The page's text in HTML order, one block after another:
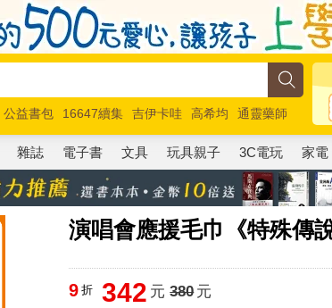
公益書包 16647續集 吉伊卡哇 高希均
通靈藥師
馬斯克 玩具總動員5 超慢跑
雜誌 電子書 文具 玩具親子 3C電玩 家電
演唱會應援毛巾《特殊傳
9 折 342 元 380元